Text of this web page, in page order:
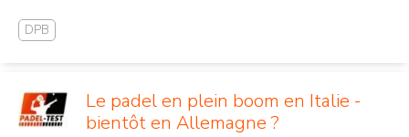
DPB
Le padel en plein boom en Italie -
bientôt en Allemagne ?